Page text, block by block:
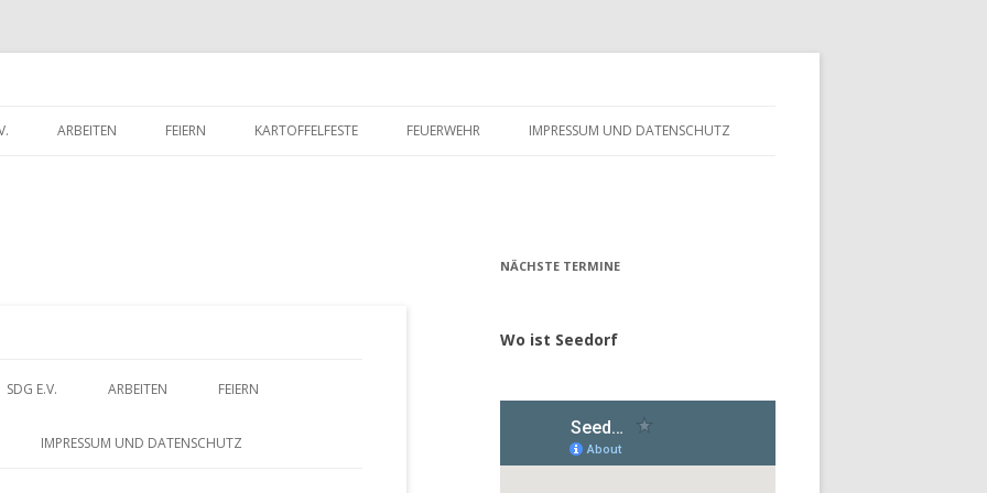
ARBEITEN FEIERN KARTOFFELFESTE FEUERWEHR IMPRESSUM UND DATENSCHUTZ
u
SDG E.V.
BEITRITTSERKLÄRUNG
ARBEITEN
DORFWETTBEWERB
FEIERN
IMPRESSUM UND DATENSCHUTZ
NÄCHSTE TERMINE
Wo ist Seedorf